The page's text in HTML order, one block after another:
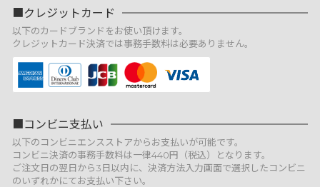
クレジットカード
以下のカードブランドをお使い頂けます。
クレジットカード決済では事務手数料は必要ありません。
コンビニ支払い
以下のコンビニエンスストアからお支払いが可能です。
コンビニ決済の事務手数料は一律440円（税込）となります。
ご注文日の翌日から3日以内に、決済方法入力画面で選択したコンビニ
のいずれかにてお支払い下さい。